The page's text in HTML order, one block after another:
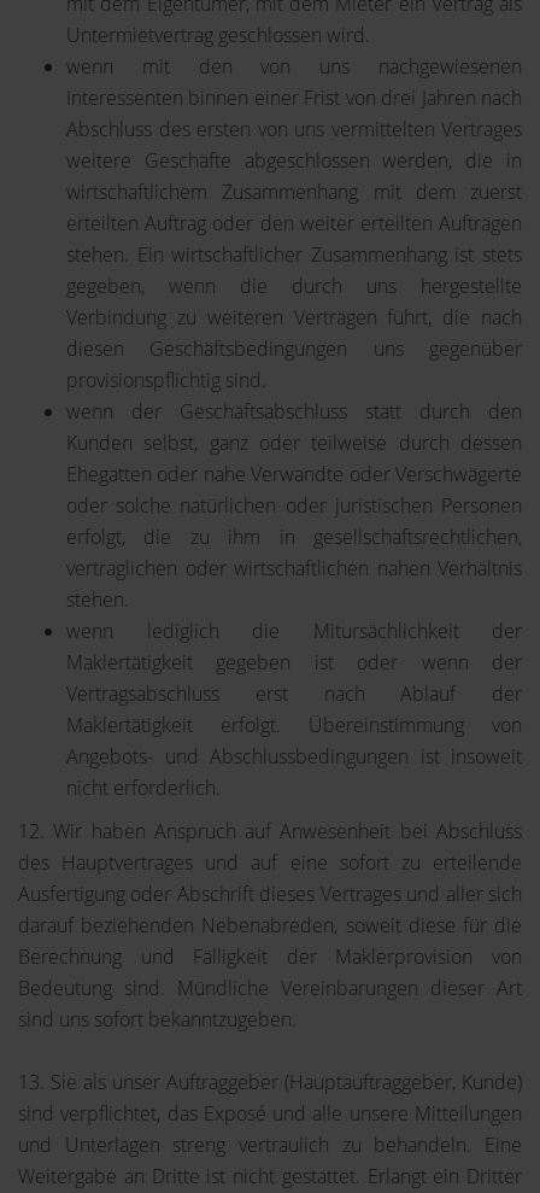
Untermietvertrag geschlossen wird.
wenn mit den von uns nachgewiesenen
Interessenten binnen einer Frist von drei Jahren nach
Abschluss des ersten von uns vermittelten Vertrages
weitere Geschäfte abgeschlossen werden, die in
wirtschaftlichem Zusammenhang mit dem zuerst
erteilten Auftrag oder den weiter erteilten Aufträgen
stehen. Ein wirtschaftlicher Zusammenhang ist stets
gegeben, wenn die durch uns hergestellte
Verbindung zu weiteren Verträgen führt, die nach
diesen Geschäftsbedingungen uns gegenüber
provisionspflichtig sind.
wenn der Geschäftsabschluss statt durch den
Kunden selbst, ganz oder teilweise durch dessen
Ehegatten oder nahe Verwandte oder Verschwägerte
oder solche natürlichen oder juristischen Personen
erfolgt, die zu ihm in gesellschaftsrechtlichen,
vertraglichen oder wirtschaftlichen nahen Verhältnis
stehen.
wenn lediglich die Mitursächlichkeit der
Maklertätigkeit gegeben ist oder wenn der
Vertragsabschluss erst nach Ablauf der
Maklertätigkeit erfolgt. Übereinstimmung von
Angebots- und Abschlussbedingungen ist insoweit
nicht erforderlich.
12. Wir haben Anspruch auf Anwesenheit bei Abschluss
des Hauptvertrages und auf eine sofort zu erteilende
Ausfertigung oder Abschrift dieses Vertrages und aller sich
darauf beziehenden Nebenabreden, soweit diese für die
Berechnung und Fälligkeit der Maklerprovision von
Bedeutung sind. Mündliche Vereinbarungen dieser Art
sind uns sofort bekanntzugeben.
13. Sie als unser Auftraggeber (Hauptauftraggeber, Kunde)
sind verpflichtet, das Exposé und alle unsere Mitteilungen
und Unterlagen streng vertraulich zu behandeln. Eine
Weitergabe an Dritte ist nicht gestattet. Erlangt ein Dritter